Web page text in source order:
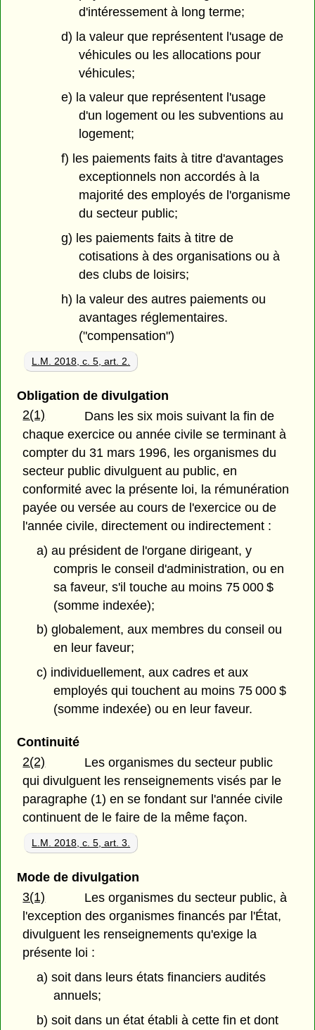
d'intéressement à long terme;
d) la valeur que représentent l'usage de
véhicules ou les allocations pour
véhicules;
e) la valeur que représentent l'usage
d'un logement ou les subventions au
logement;
f) les paiements faits à titre d'avantages
exceptionnels non accordés à la
majorité des employés de l'organisme
du secteur public;
g) les paiements faits à titre de
cotisations à des organisations ou à
des clubs de loisirs;
h) la valeur des autres paiements ou
avantages réglementaires.
("compensation")
L.M. 2018, c. 5, art. 2.
Obligation de divulgation
2(1)
Dans les six mois suivant la fin de
chaque exercice ou année civile se terminant à
compter du 31 mars 1996, les organismes du
secteur public divulguent au public, en
conformité avec la présente loi, la rémunération
payée ou versée au cours de l'exercice ou de
l'année civile, directement ou indirectement :
a) au président de l'organe dirigeant, y
compris le conseil d'administration, ou en
sa faveur, s'il touche au moins 75 000 $
(somme indexée);
b) globalement, aux membres du conseil ou
en leur faveur;
c) individuellement, aux cadres et aux
employés qui touchent au moins 75 000 $
(somme indexée) ou en leur faveur.
Continuité
2(2)
Les organismes du secteur public
qui divulguent les renseignements visés par le
paragraphe (1) en se fondant sur l'année civile
continuent de le faire de la même façon.
L.M. 2018, c. 5, art. 3.
Mode de divulgation
3(1)
Les organismes du secteur public, à
l'exception des organismes financés par l'État,
divulguent les renseignements qu'exige la
présente loi :
a) soit dans leurs états financiers audités
annuels;
b) soit dans un état établi à cette fin et dont